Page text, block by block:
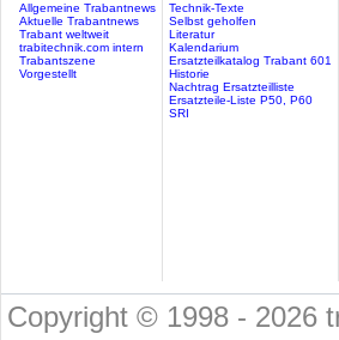
Allgemeine Trabantnews
Aktuelle Trabantnews
Trabant weltweit
trabitechnik.com intern
Trabantszene
Vorgestellt
Technik-Texte
Selbst geholfen
Literatur
Kalendarium
Ersatzteilkatalog Trabant 601
Historie
Nachtrag Ersatzteilliste
Ersatzteile-Liste P50, P60
SRI
Copyright © 1998 - 2026